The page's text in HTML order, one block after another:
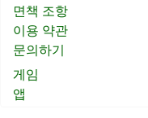
면책 조항
이용 약관
문의하기
게임
앱